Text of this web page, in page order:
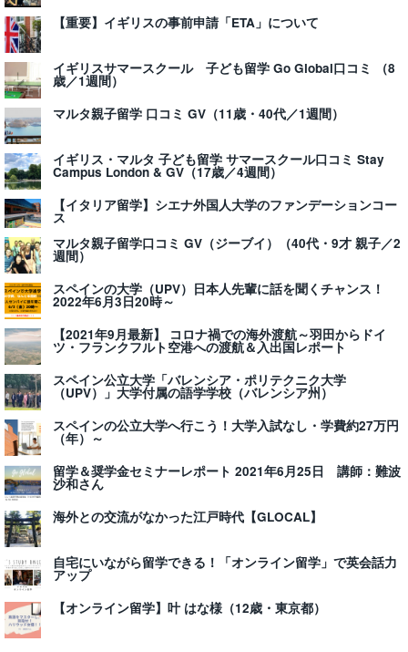
【重要】イギリスの事前申請「ETA」について
イギリスサマースクール 子ども留学 Go Global口コミ （8
歳／1週間）
マルタ親子留学 口コミ GV（11歳・40代／1週間）
イギリス・マルタ 子ども留学 サマースクール口コミ Stay
Campus London & GV（17歳／4週間）
【イタリア留学】シエナ外国人大学のファンデーションコー
ス
マルタ親子留学口コミ GV（ジーブイ）（40代・9才 親子／2
週間）
スペインの大学（UPV）日本人先輩に話を聞くチャンス！
2022年6月3日20時～
【2021年9月最新】 コロナ禍での海外渡航～羽田からドイ
ツ・フランクフルト空港への渡航＆入出国レポート
スペイン公立大学「バレンシア・ポリテクニク大学
（UPV）」大学付属の語学学校（バレンシア州）
スペインの公立大学へ行こう！大学入試なし・学費約27万円
（年）～
留学＆奨学金セミナーレポート 2021年6月25日 講師：難波
沙和さん
海外との交流がなかった江戸時代【GLOCAL】
自宅にいながら留学できる！「オンライン留学」で英会話力
アップ
【オンライン留学】叶 はな様（12歳・東京都）